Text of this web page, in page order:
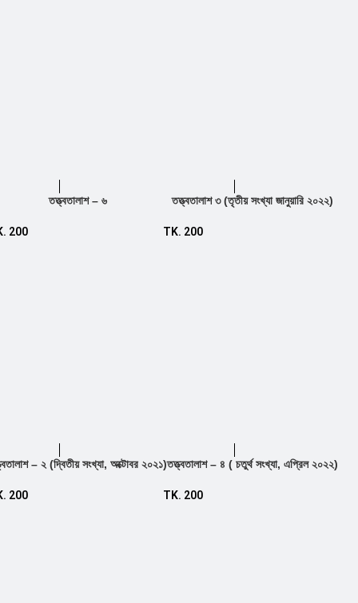
Add to cart
তত্ত্বতালাশ – ৬
200
Add to cart
তত্ত্বতালাশ ৩ (তৃতীয় সংখ্যা জানুয়ারি ২০২২)
TK. 200
Add to cart
– ২ (দ্বিতীয় সংখ্যা, অক্টোবর ২০২১)
200
Add to cart
তত্ত্বতালাশ – ৪ ( চতুর্থ সংখ্যা, এপ্রিল ২০২২)
TK. 200